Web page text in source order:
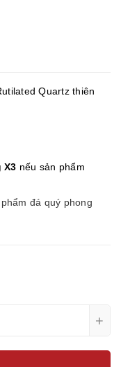
Quartz thiên
X3 nếu sản phẩm
đá quý phong
+